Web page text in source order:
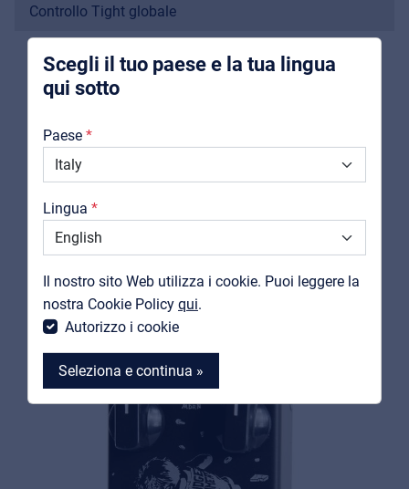
Scegli il tuo paese e la tua lingua
qui sotto
Paese
Lingua
Il nostro sito Web utilizza i cookie. Puoi leggere la
nostra Cookie Policy qui.
Autorizzo i cookie
Seleziona e continua »
integrators
Downloads
Cataloghi
Support
MyFrenex
MyFrenex
Controllo Tight globale
PRODOTTI
CORRELATI